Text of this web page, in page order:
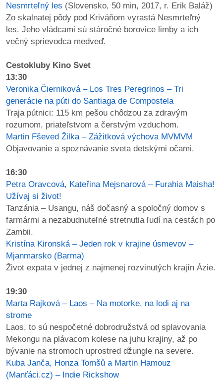
Nesmrteľný les (Slovensko, 50 min, 2017, r. Erik Baláž)
Zo skalnatej pôdy pod Kriváňom vyrastá Nesmrteľný
les. Jeho vládcami sú stáročné borovice limby a ich
večný sprievodca medveď.
Cestokluby Kino Svet
13:30
Veronika Čierniková – Los Tres Peregrinos – Tri
generácie na púti do Santiaga de Compostela
Traja pútnici: 115 km pešou chôdzou za zdravým
rozumom, priateľstvom a čerstvým vzduchom.
Martin Fševed Žilka – Zážitková výchova MVMVM
Objavovanie a spoznávanie sveta detskými očami.
16:30
Petra Oravcová, Kateřina Mejsnarová – Furahia Maisha!
Užívaj si život!
Tanzánia – Usangu, náš dočasný a spoločný domov s
farmármi a nezabudnuteľné stretnutia ľudí na cestách po
Zambii.
Kristína Kironská – Jeden rok v krajine úsmevov –
Mjanmarsko (Barma)
Život expata v jednej z najmenej rozvinutých krajín Ázie.
19:30
Marta Rajková – Laos – Na motorke, na lodi aj na
strome
Laos, to sú nespočetné dobrodružstvá od splavovania
Mekongu na plávacom kolese na juhu krajiny, až po
bývanie na stromoch uprostred džungle na severe.
Kuba Janča, Honza Tomšů a Martin Hamouz
(Manťáci.cz) – Indie Rickshow